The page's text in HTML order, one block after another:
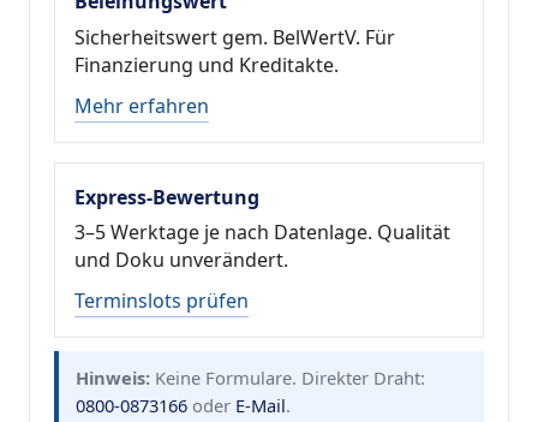
Sicherheitswert gem. BelWertV. Für
Finanzierung und Kreditakte.
Mehr erfahren
Express-Bewertung
3–5 Werktage je nach Datenlage. Qualität
und Doku unverändert.
Terminslots prüfen
Hinweis: Keine Formulare. Direkter Draht:
0800-0873166 oder E-Mail.